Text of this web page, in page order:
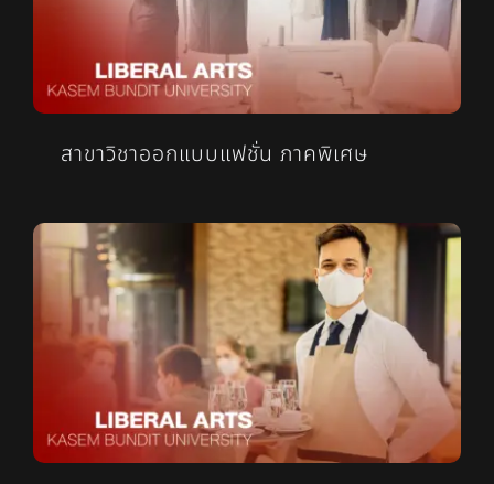
สาขาวิชาออกแบบแฟชั่น ภาคพิเศษ